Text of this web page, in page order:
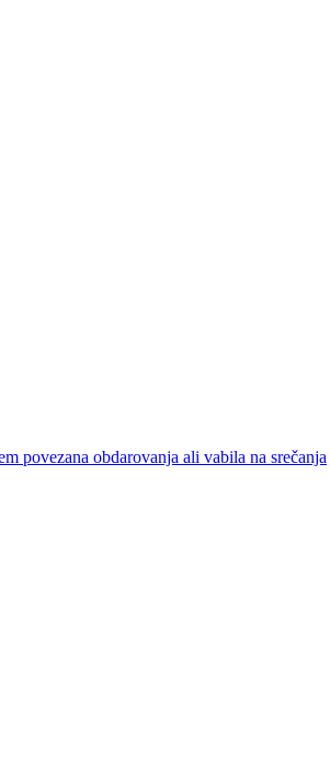
povezana obdarovanja ali vabila na srečanja